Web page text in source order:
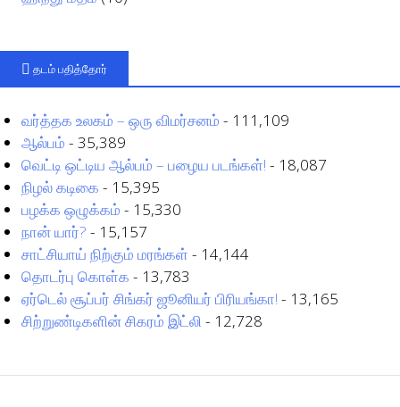
தடம் பதித்தோர்
வர்த்தக உலகம் – ஒரு விமர்சனம் - 111,109
ஆல்பம் - 35,389
வெட்டி ஒட்டிய ஆல்பம் – பழைய படங்கள்! - 18,087
நிழல் கடிகை - 15,395
பழக்க ஒழுக்கம் - 15,330
நான் யார்? - 15,157
சாட்சியாய் நிற்கும் மரங்கள் - 14,144
தொடர்பு கொள்க - 13,783
ஏர்டெல் சூப்பர் சிங்கர் ஜூனியர் பிரியங்கா! - 13,165
சிற்றுண்டிகளின் சிகரம் இட்லி - 12,728